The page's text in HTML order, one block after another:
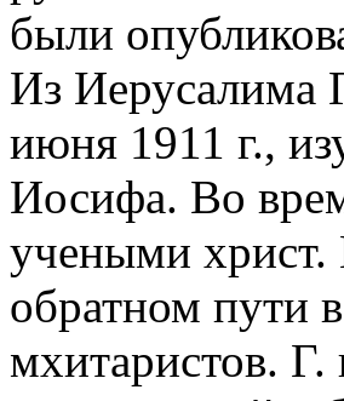
были
Из Иерусалима
июня 1911 г.,
Иосифа. Во
учеными христ.
обратном пути
мхитаристов.